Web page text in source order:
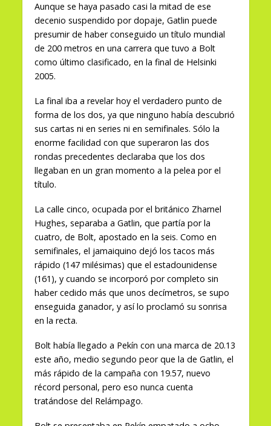
Aunque se haya pasado casi la mitad de ese
decenio suspendido por dopaje, Gatlin puede
presumir de haber conseguido un título mundial
de 200 metros en una carrera que tuvo a Bolt
como último clasificado, en la final de Helsinki
2005.
La final iba a revelar hoy el verdadero punto de
forma de los dos, ya que ninguno había descubrió
sus cartas ni en series ni en semifinales. Sólo la
enorme facilidad con que superaron las dos
rondas precedentes declaraba que los dos
llegaban en un gran momento a la pelea por el
título.
La calle cinco, ocupada por el británico Zharnel
Hughes, separaba a Gatlin, que partía por la
cuatro, de Bolt, apostado en la seis. Como en
semifinales, el jamaiquino dejó los tacos más
rápido (147 milésimas) que el estadounidense
(161), y cuando se incorporó por completo sin
haber cedido más que unos decímetros, se supo
enseguida ganador, y así lo proclamó su sonrisa
en la recta.
Bolt había llegado a Pekín con una marca de 20.13
este año, medio segundo peor que la de Gatlin, el
más rápido de la campaña con 19.57, nuevo
récord personal, pero eso nunca cuenta
tratándose del Relámpago.